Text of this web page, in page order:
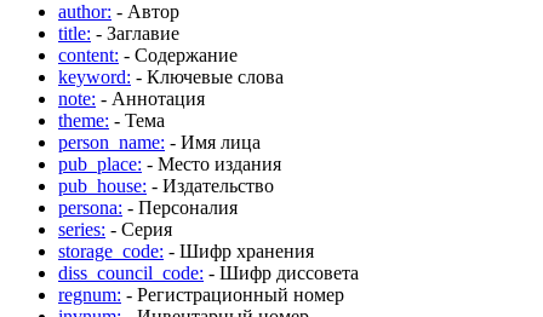
author: - Автор
title: - Заглавие
content: - Содержание
keyword: - Ключевые слова
note: - Аннотация
theme: - Тема
person_name: - Имя лица
pub_place: - Место издания
pub_house: - Издательство
persona: - Персоналия
series: - Серия
storage_code: - Шифр хранения
diss_council_code: - Шифр диссовета
regnum: - Регистрационный номер